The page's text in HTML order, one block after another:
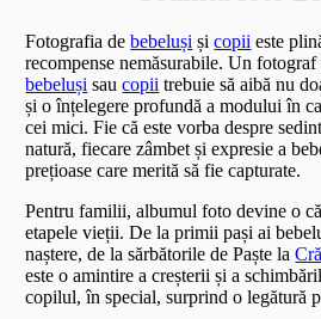
Fotografia debebeluși șicopii este
recompense nemăsurabile. Un
bebeluși saucopii trebuie să aibă nu
și o înțelegere profundă a modului în
cei mici. Fie că este vorba despre
natură, fiecare zâmbet și expresie a
prețioase care merită să fie capturate.
Pentru familii, albumul foto devine o
etapele vieții. De la primii pași ai
naștere, de la sărbătorile de Paște la
este o amintire a creșterii și a
copilul, în special, surprind o legătură